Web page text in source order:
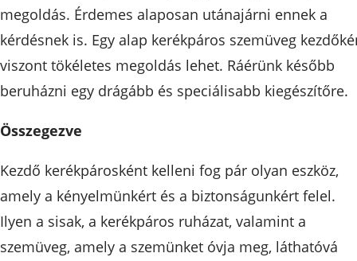
megoldás. Érdemes alaposan utánajárni ennek a
kérdésnek is. Egy alap kerékpáros szemüveg
viszont tökéletes megoldás lehet. Ráérünk később
beruházni egy drágább és speciálisabb kiegészítőre.
Összegezve
Kezdő kerékpárosként kelleni fog pár olyan eszköz,
amely a kényelmünkért és a biztonságunkért felel.
Ilyen a sisak, a kerékpáros ruházat, valamint a
szemüveg, amely a szemünket óvja meg, láthatóvá